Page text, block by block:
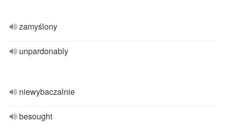
zamyślony
unpardonably
niewybaczalnie
besought